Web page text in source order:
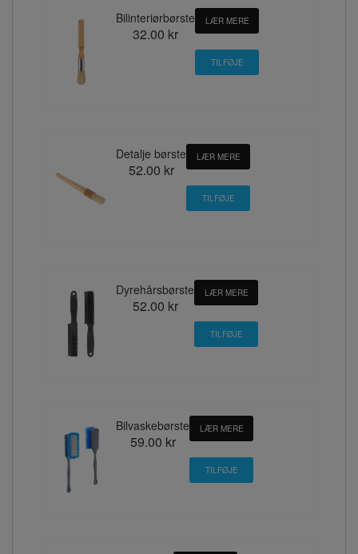
Bilinteriørbørste
32.00 kr
LÆR MERE
Detalje børste
52.00 kr
LÆR MERE
Dyrehårsbørste
52.00 kr
LÆR MERE
Bilvaskebørste
59.00 kr
LÆR MERE